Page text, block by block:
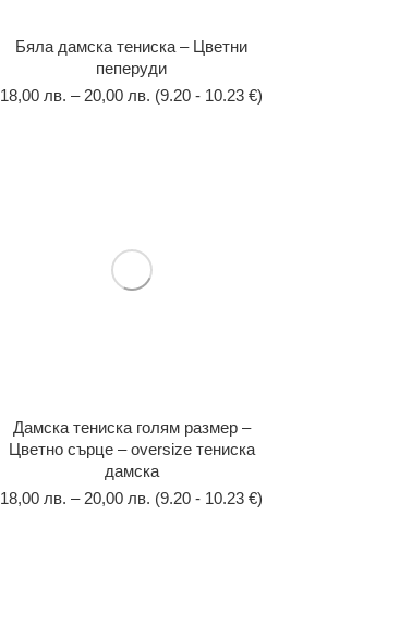
Бяла дамска тениска – Цветни
пеперуди
18,00 лв. –20,00 лв. (9.20 - 10.23 €)
Дамска тениска голям размер –
Цветно сърце – oversize тениска
дамска
18,00 лв. –20,00 лв. (9.20 - 10.23 €)